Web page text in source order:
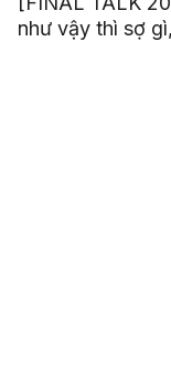
như vậy thì sợ